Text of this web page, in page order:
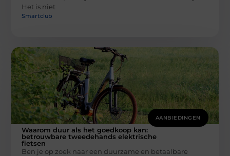
Het is niet
Smartclub
AANBIEDINGEN
Waarom duur als het goedkoop kan:
betrouwbare tweedehands elektrische
fietsen
Ben je op zoek naar een duurzame en betaalbare